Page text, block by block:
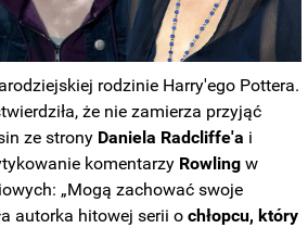
rodzinie Harry'ego Pottera.
że nie zamierza przyjąć
ze strony Daniela Radcliffe'a i
komentarzy Rowlingw
„Mogą zachować swoje
autorka hitowej serii ochłopcu, który